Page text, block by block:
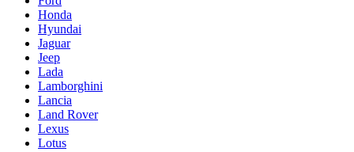
Honda
Hyundai
Jaguar
Jeep
Lada
Lamborghini
Lancia
Land Rover
Lexus
Lotus